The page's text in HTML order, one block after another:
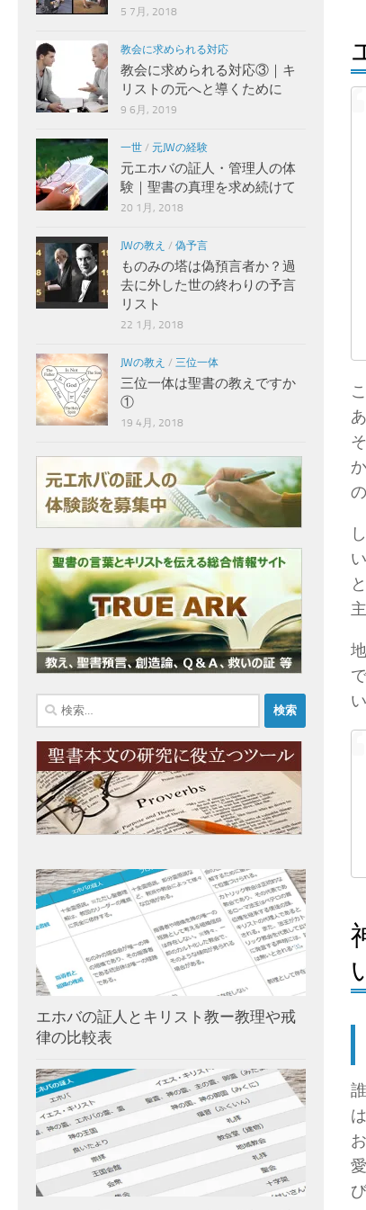
5 7月, 2018
教会に求められる対応
教会に求められる対応③｜キ
リストの元へと導くために
9 6月, 2019
一世 / 元JWの経験
元エホバの証人・管理人の体
験｜聖書の真理を求め続けて
20 1月, 2018
JWの教え / 偽予言
ものみの塔は偽預言者か？過
去に外した世の終わりの予言
リスト
22 1月, 2018
JWの教え / 三位一体
三位一体は聖書の教えですか
①
19 4月, 2018
検
索:
エホバの証人とキリスト教ー教理や戒
律の比較表